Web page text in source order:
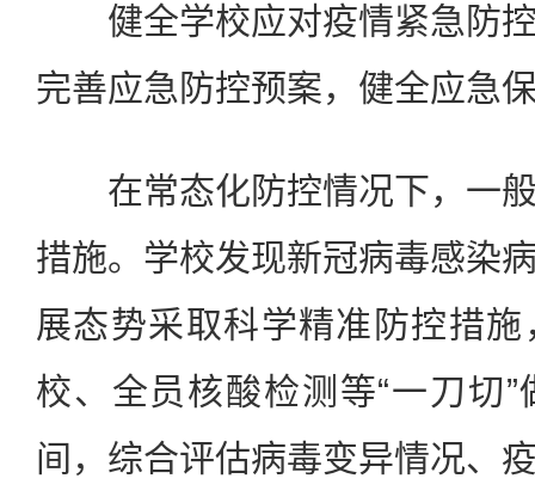
健全学校应对疫情紧急防控
完善应急防控预案，健全应急
在常态化防控情况下，一般
措施。学校发现新冠病毒感染
展态势采取科学精准防控措
校、全员核酸检测等“一刀切
间，综合评估病毒变异情况、